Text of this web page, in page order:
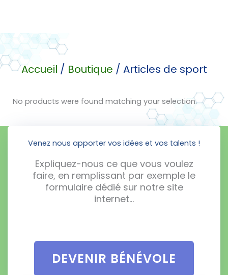
Accueil / Boutique / Articles de sport
No products were found matching your selection.
Venez nous apporter vos idées et vos talents !
Expliquez-nous ce que vous voulez
faire, en remplissant par exemple le
formulaire dédié sur notre site
internet…
DEVENIR BÉNÉVOLE